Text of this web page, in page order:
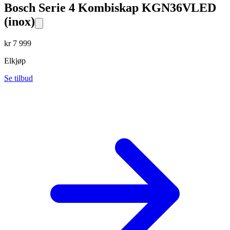
Bosch Serie 4 Kombiskap KGN36VLED
(inox)
kr 7 999
Elkjøp
Se tilbud